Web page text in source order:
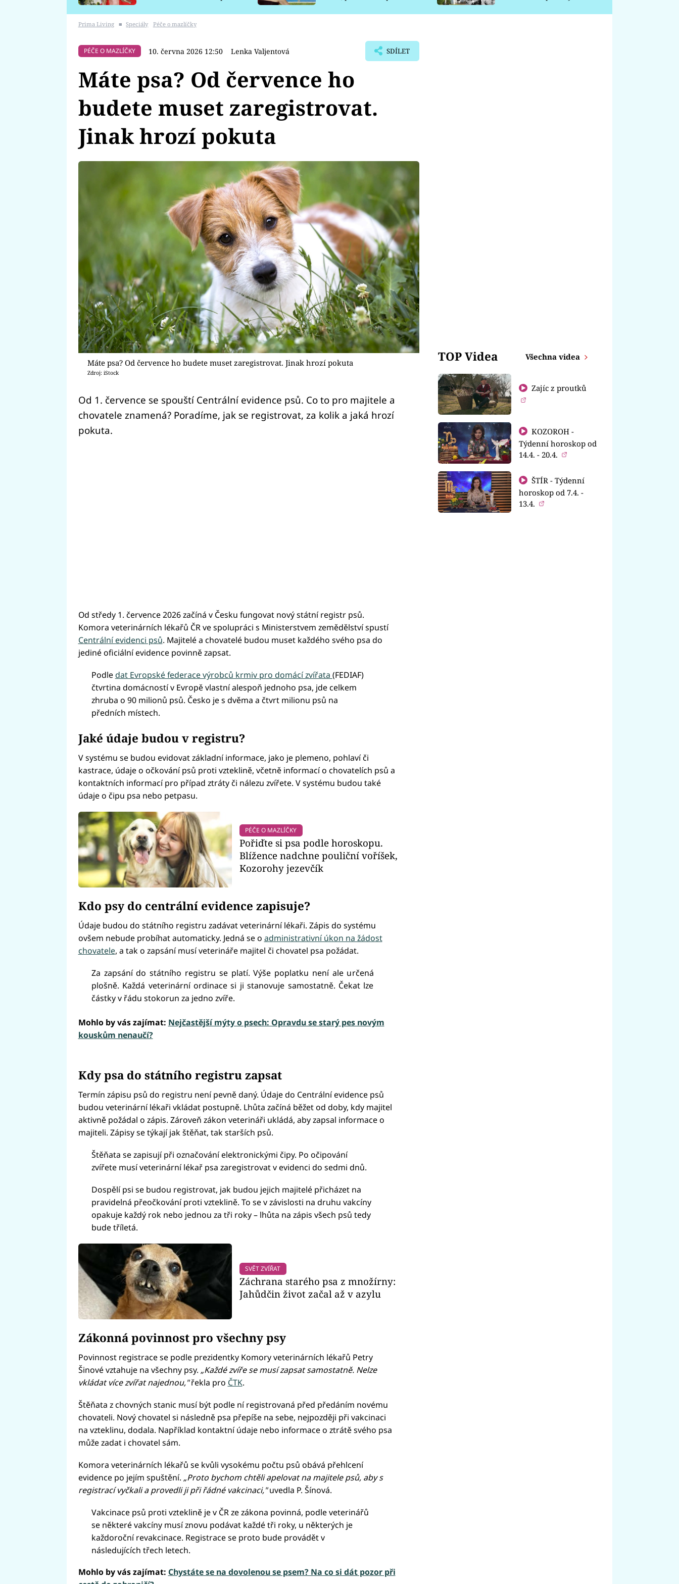
Prima Living ■ Speciály Péče o mazlíčky
PÉČE O MAZLÍČKY 10. června 2026 12:50 Lenka Valjentová SDÍLET
Máte psa? Od července ho
budete muset zaregistrovat.
Jinak hrozí pokuta
Máte psa? Od července ho budete muset zaregistrovat. Jinak hrozí pokuta
Zdroj: iStock
Od 1. července se spouští Centrální evidence psů. Co to pro majitele a
chovatele znamená? Poradíme, jak se registrovat, za kolik a jaká hrozí
pokuta.
Od středy 1. července 2026 začíná v Česku fungovat nový státní registr psů.
Komora veterinárních lékařů ČR ve spolupráci s Ministerstvem zemědělství spustí
Centrální evidenci psů. Majitelé a chovatelé budou muset každého svého psa do
jediné oficiální evidence povinně zapsat.
Podledat Evropské federace výrobců krmiv pro domácí zvířata (FEDIAF)
čtvrtina domácností v Evropě vlastní alespoň jednoho psa, jde celkem
zhruba o 90 milionů psů. Česko je s dvěma a čtvrt milionu psů na
předních místech.
Jaké údaje budou v registru?
V systému se budou evidovat základní informace, jako je plemeno, pohlaví či
kastrace, údaje o očkování psů proti vzteklině, včetně informací o chovatelích psů a
kontaktních informací pro případ ztráty či nálezu zvířete. V systému budou také
údaje o čipu psa nebo petpasu.
PÉČE O MAZLÍČKY
Pořiďte si psa podle horoskopu.
Blížence nadchne pouliční voříšek,
Kozorohy jezevčík
Kdo psy do centrální evidence zapisuje?
Údaje budou do státního registru zadávat veterinární lékaři. Zápis do systému
ovšem nebude probíhat automaticky. Jedná se o administrativní úkon na žádost
chovatele, a tak o zapsání musí veterináře majitel či chovatel psa požádat.
Za zapsání do státního registru se platí. Výše poplatku není ale určená
plošně. Každá veterinární ordinace si ji stanovuje samostatně. Čekat lze
částky v řádu stokorun za jedno zvíře.
Mohlo by vás zajímat: Nejčastější mýty o psech: Opravdu se starý pes novým
kouskům nenaučí?
Kdy psa do státního registru zapsat
Termín zápisu psů do registru není pevně daný. Údaje do Centrální evidence psů
budou veterinární lékaři vkládat postupně. Lhůta začíná běžet od doby, kdy majitel
aktivně požádal o zápis. Zároveň zákon veterináři ukládá, aby zapsal informace o
majiteli. Zápisy se týkají jak štěňat, tak starších psů.
Štěňata se zapisují při označování elektronickými čipy. Po očipování
zvířete musí veterinární lékař psa zaregistrovat v evidenci do sedmi dnů.
Dospělí psi se budou registrovat, jak budou jejich majitelé přicházet na
pravidelná přeočkování proti vzteklině. To se v závislosti na druhu vakcíny
opakuje každý rok nebo jednou za tři roky – lhůta na zápis všech psů tedy
bude tříletá.
SVĚT ZVÍŘAT
Záchrana starého psa z množírny:
Jahůdčin život začal až v azylu
Zákonná povinnost pro všechny psy
Povinnost registrace se podle prezidentky Komory veterinárních lékařů Petry
Šinové vztahuje na všechny psy. „Každé zvíře se musí zapsat samostatně. Nelze
vkládat více zvířat najednou,"řekla pro ČTK.
Štěňata z chovných stanic musí být podle ní registrovaná před předáním novému
chovateli. Nový chovatel si následně psa přepíše na sebe, nejpozději při vakcinaci
na vzteklinu, dodala. Například kontaktní údaje nebo informace o ztrátě svého psa
může zadat i chovatel sám.
Komora veterinárních lékařů se kvůli vysokému počtu psů obává přehlcení
evidence po jejím spuštění. „Proto bychom chtěli apelovat na majitele psů, aby s
registrací vyčkali a provedli ji při řádné vakcinaci,"uvedla P. Šínová.
Vakcinace psů proti vzteklině je v ČR ze zákona povinná, podle veterinářů
se některé vakcíny musí znovu podávat každé tři roky, u některých je
každoroční revakcinace. Registrace se proto bude provádět v
následujících třech letech.
Mohlo by vás zajímat: Chystáte se na dovolenou se psem? Na co si dát pozor při
TOP Videa Všechna videa
Zajíc z proutků
KOZOROH -
Týdenní horoskop od
14.4. - 20.4.
ŠTÍR - Týdenní
horoskop od 7.4. -
13.4.